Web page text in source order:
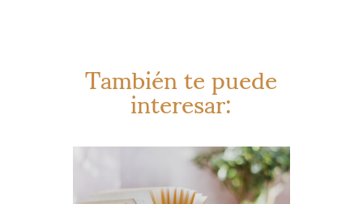
También te puede
interesar: